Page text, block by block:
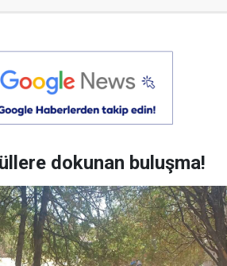
dokunan buluşma!